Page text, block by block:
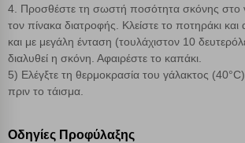
4. Προσθέστε τη σωστή ποσότητα σκόνης στο
τον πίνακα διατροφής. Κλείστε το ποτηράκι και
και με μεγάλη ένταση (τουλάχιστον 10
διαλυθεί η σκόνη. Αφαιρέστε το καπάκι.
5) Ελέγξτε τη θερμοκρασία του γάλακτος
πριν το τάισμα.
Οδηγίες Προφύλαξης